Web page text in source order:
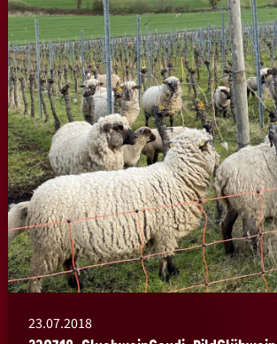
23.07.2018